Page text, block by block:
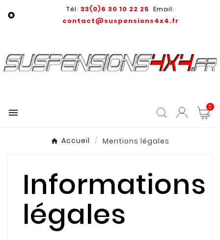

Tél: 33(0)6 30 10 22 25 Email:
contact@suspensions4x4.fr
 0
Accueil Mentions légales
Informations
légales